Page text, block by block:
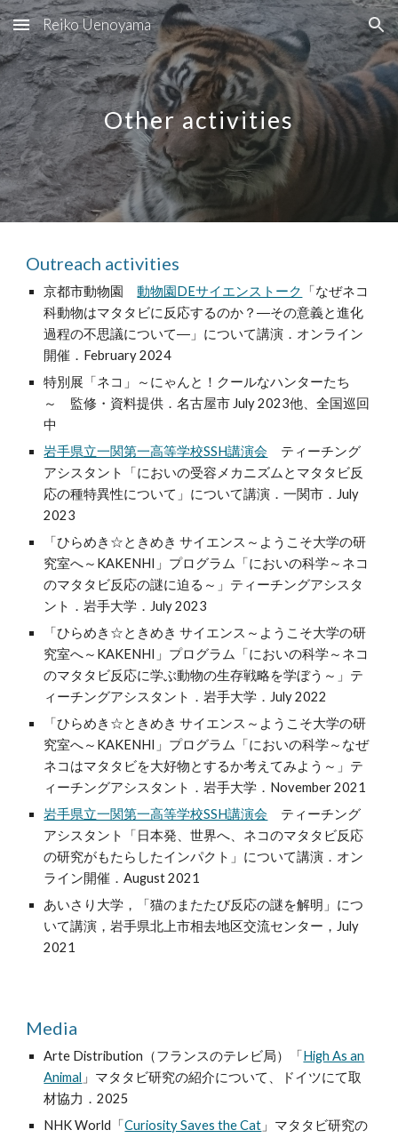
Skip to main content Skip to navigation
Reiko Uenoyama
Other activities
Outreach activities
京都市動物園 動物園DEサイエンストーク
「なぜネコ
科動物はマタタビに反応するのか？―その意義と進化
過程の不思議について―」について講演．オンライン
開催．February 2024
特別展「ネコ」～にゃんと！クールなハンターたち
～ 監修・資料提供．名古屋市 July 2023他、全国巡回
中
岩手県立一関第一高等学校SSH講演会 ティーチング
アシスタント「においの受容メカニズムとマタタビ反
応の種特異性について」について講演．一関市．July
2023
「ひらめき☆ときめき サイエンス～ようこそ大学の研
究室へ～KAKENHI」プログラム「においの科学～ネコ
のマタタビ反応の謎に迫る ～」ティーチングアシスタ
ント．岩手大学．July 2023
「ひらめき☆ときめき サイエンス～ようこそ大学の研
究室へ～KAKENHI」プログラム「においの科学～ ネコ
のマタタビ反応に学ぶ動物の生存戦略を学ぼう ～」テ
ィーチングアシスタント．岩手大学． July2022
「ひらめき☆ときめき サイエンス～ようこそ大学の研
究室へ～KAKENHI」 プログラム「においの科学～なぜ
ネコはマタタビを大好物とするか考えてみよう～」 テ
ィーチングアシスタント．岩手大学．November 2021
岩手県立一関第一高等学校SSH講演会 ティーチング
アシスタント
「日本発、世界へ、ネコのマタタビ反応
の研究がもたらしたインパクト」について講演．オン
ライン開催．August 2021
あいさり大学，「猫のまたたび反応の謎を解明」につ
いて講演，岩手県北上市相去地区交流センター， July
2021
Media
Arte Distribution（フランスのテレビ局）「High As an
Animal 」 マタタビ研究の紹介について 、ドイツにて取
材協力．2025
NHK World「Curiosity Saves the Cat 」 マタタビ研究の